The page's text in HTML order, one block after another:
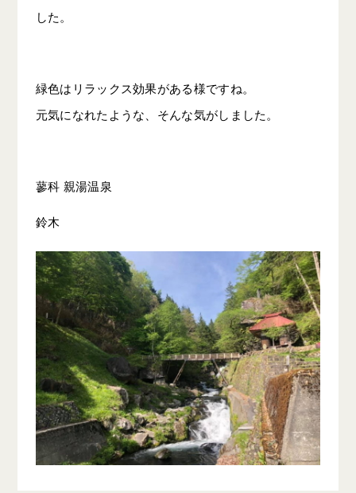
した。
緑色はリラックス効果がある様ですね。
元気になれたような、そんな気がしました。
蓼科 親湯温泉
鈴木